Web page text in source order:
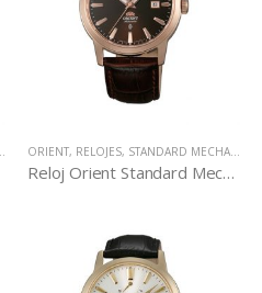
ORIENT, RELOJES, STANDARD MECHANICAL
Reloj Orient Standard Mechanical AF05001T